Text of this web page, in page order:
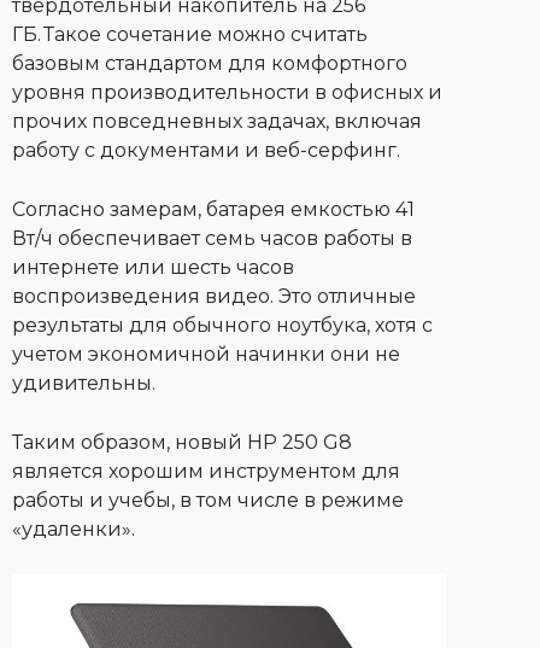
твердотельный накопитель на 256
ГБ. Такое сочетание можно считать
базовым стандартом для комфортного
уровня производительности в офисных и
прочих повседневных задачах, включая
работу с документами и веб-серфинг.
Согласно замерам, батарея емкостью 41
Вт/ч обеспечивает семь часов работы в
интернете или шесть часов
воспроизведения видео. Это отличные
результаты для обычного ноутбука, хотя с
учетом экономичной начинки они не
удивительны.
Таким образом, новый HP 250 G8
является хорошим инструментом для
работы и учебы, в том числе в режиме
«удаленки».